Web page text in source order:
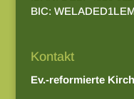
BIC:
Kontakt
Ev.-reformierte